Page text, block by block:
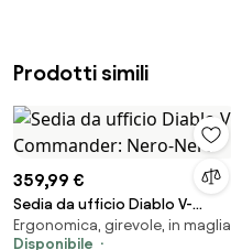
Prodotti simili
359,99 €
Sedia da ufficio Diablo V-
Commander: Nero-Nero
Ergonomica, girevole, in maglia
Disponibile